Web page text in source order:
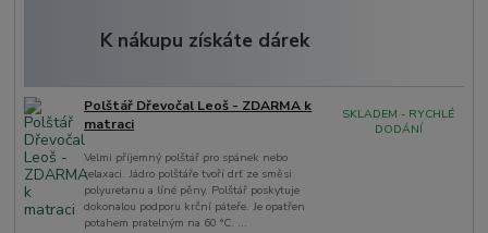
K nákupu získáte dárek
Polštář Dřevočal Leoš - ZDARMA k
matraci
Velmi příjemný polštář pro spánek nebo
relaxaci. Jádro polštáře tvoří drť ze směsi
polyuretanu a líné pěny. Polštář poskytuje
dokonalou podporu krční páteře. Je opatřen
potahem pratelným na 60 °C. ...
SKLADEM - RYCHLÉ
DODÁNÍ